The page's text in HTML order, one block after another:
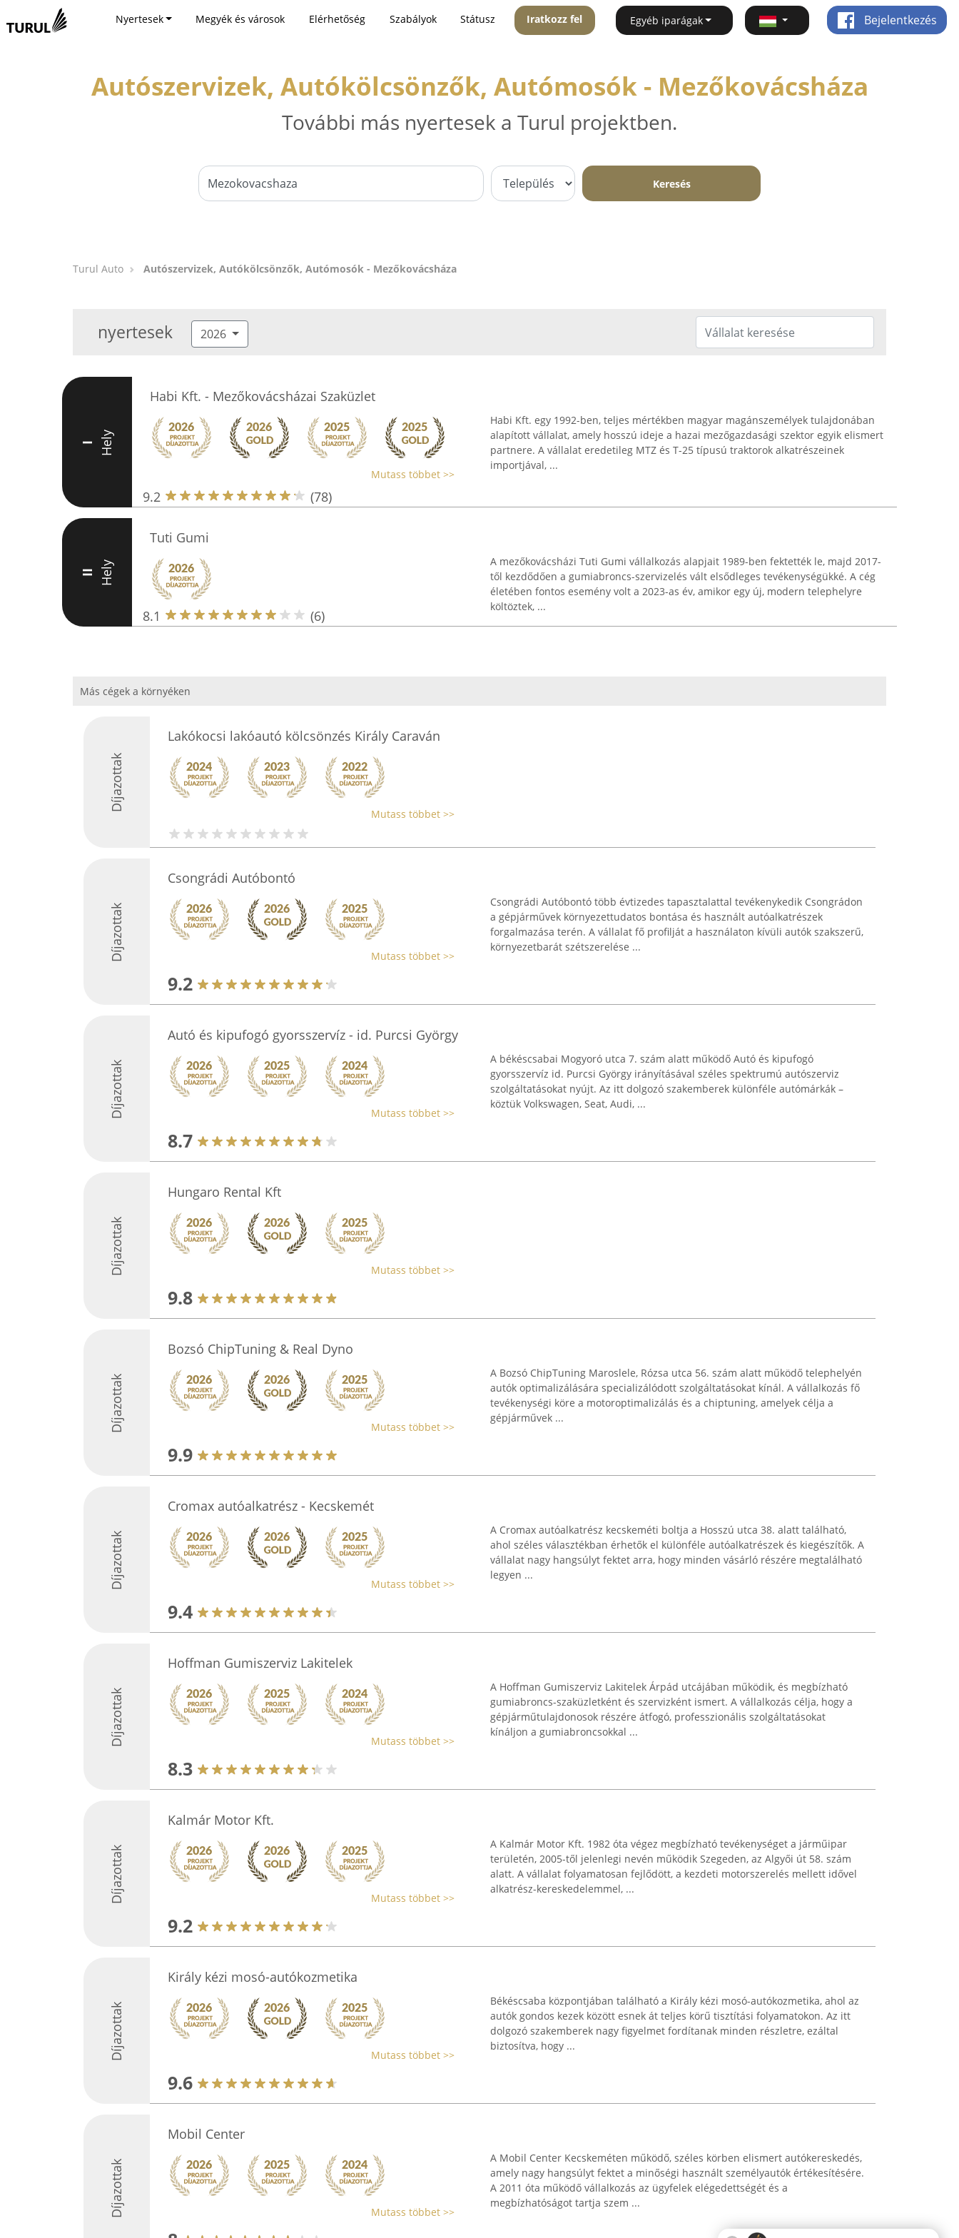
Nyertesek Megyék és városok Elérhetőség Szabályok Státusz Iratkozz fel Egyéb iparágak Bejelentkezés
Autószervizek, Autókölcsönzők, Autómosók - Mezőkovácsháza
További más nyertesek a Turul projektben.
Keresés
Turul Auto Autószervizek, Autókölcsönzők, Autómosók - Mezőkovácsháza
nyertesek 2026
I Hely
Habi Kft. - Mezőkovácsházai Szaküzlet
Mutass többet >>
9.2 (78)
Habi Kft. egy 1992-ben, teljes mértékben magyar magánszemélyek tulajdonában
alapított vállalat, amely hosszú ideje a hazai mezőgazdasági szektor egyik elismert
partnere. A vállalat eredetileg MTZ és T-25 típusú traktorok alkatrészeinek
importjával, ...
II Hely
Tuti Gumi
8.1 (6)
A mezőkovácsházi Tuti Gumi vállalkozás alapjait 1989-ben fektették le, majd 2017-
től kezdődően a gumiabroncs-szervizelés vált elsődleges tevékenységükké. A cég
életében fontos esemény volt a 2023-as év, amikor egy új, modern telephelyre
költöztek, ...
Más cégek a környéken
Díjazottak
Lakókocsi lakóautó kölcsönzés Király Caraván
Mutass többet >>
Díjazottak
Csongrádi Autóbontó
Mutass többet >>
9.2
Csongrádi Autóbontó több évtizedes tapasztalattal tevékenykedik Csongrádon
a gépjárművek környezettudatos bontása és használt autóalkatrészek
forgalmazása terén. A vállalat fő profilját a használaton kívüli autók szakszerű,
környezetbarát szétszerelése ...
Díjazottak
Autó és kipufogó gyorsszervíz - id. Purcsi György
Mutass többet >>
8.7
A békéscsabai Mogyoró utca 7. szám alatt működő Autó és kipufogó
gyorsszervíz id. Purcsi György irányításával széles spektrumú autószerviz
szolgáltatásokat nyújt. Az itt dolgozó szakemberek különféle autómárkák –
köztük Volkswagen, Seat, Audi, ...
Díjazottak
Hungaro Rental Kft
Mutass többet >>
9.8
Díjazottak
Bozsó ChipTuning & Real Dyno
Mutass többet >>
9.9
A Bozsó ChipTuning Maroslele, Rózsa utca 56. szám alatt működő telephelyén
autók optimalizálására specializálódott szolgáltatásokat kínál. A vállalkozás fő
tevékenységi köre a motoroptimalizálás és a chiptuning, amelyek célja a
gépjárművek ...
Díjazottak
Cromax autóalkatrész - Kecskemét
Mutass többet >>
9.4
A Cromax autóalkatrész kecskeméti boltja a Hosszú utca 38. alatt található,
ahol széles választékban érhetők el különféle autóalkatrészek és kiegészítők. A
vállalat nagy hangsúlyt fektet arra, hogy minden vásárló részére megtalálható
legyen ...
Díjazottak
Hoffman Gumiszerviz Lakitelek
Mutass többet >>
8.3
A Hoffman Gumiszerviz Lakitelek Árpád utcájában működik, és megbízható
gumiabroncs-szaküzletként és szervizként ismert. A vállalkozás célja, hogy a
gépjárműtulajdonosok részére átfogó, professzionális szolgáltatásokat
kínáljon a gumiabroncsokkal ...
Díjazottak
Kalmár Motor Kft.
Mutass többet >>
9.2
A Kalmár Motor Kft. 1982 óta végez megbízható tevékenységet a járműipar
területén, 2005-től jelenlegi nevén működik Szegeden, az Algyői út 58. szám
alatt. A vállalat folyamatosan fejlődött, a kezdeti motorszerelés mellett idővel
alkatrész-kereskedelemmel, ...
Díjazottak
Király kézi mosó-autókozmetika
Mutass többet >>
9.6
Békéscsaba központjában található a Király kézi mosó-autókozmetika, ahol az
autók gondos kezek között esnek át teljes körű tisztítási folyamatokon. Az itt
dolgozó szakemberek nagy figyelmet fordítanak minden részletre, ezáltal
biztosítva, hogy ...
Díjazottak
Mobil Center
Mutass többet >>
A Mobil Center Kecskeméten működő, széles körben elismert autókereskedés,
amely nagy hangsúlyt fektet a minőségi használt személyautók értékesítésére.
A 2011 óta működő vállalkozás az ügyfelek elégedettségét és a
megbízhatóságot tartja szem ...